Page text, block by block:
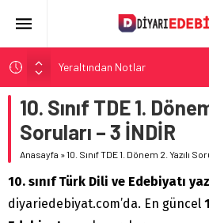
Yeraltından Notlar
Aylak Adam
Zebercet
Demiryolu Hikâyecileri
Korkuyu Beklerken
10. Sınıf TDE 1.
Soruları – 3 İNDİR
Anasayfa »10. Sınıf TDE 1. Dönem 2. Yazılı
10. sınıf Türk Dili ve Edebiyatı
diyariedebiyat.com’da. En güncel